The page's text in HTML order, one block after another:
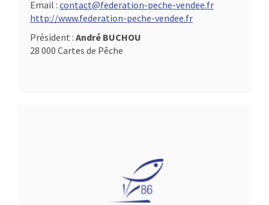
Email : contact@federation-peche-vendee.fr
http://www.federation-peche-vendee.fr
Président : André BUCHOU
28 000 Cartes de Pêche